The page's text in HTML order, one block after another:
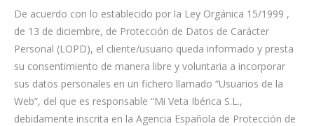
De acuerdo con lo establecido por la Ley Orgánica 15/1999 ,
de 13 de diciembre, de Protección de Datos de Carácter
Personal (LOPD), el cliente/usuario queda informado y presta
su consentimiento de manera libre y voluntaria a incorporar
sus datos personales en un fichero llamado “Usuarios de la
Web”, del que es responsable “Mi Veta Ibérica S.L.,
debidamente inscrita en la Agencia Española de Protección de